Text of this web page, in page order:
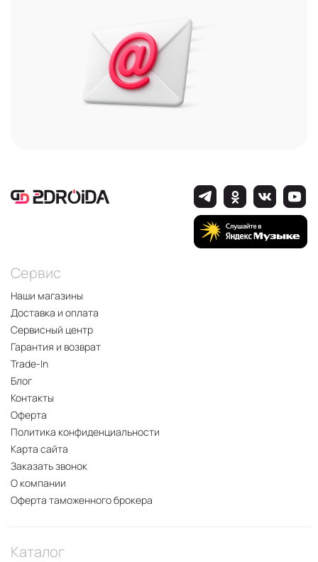
Сервис
Наши магазины
Доставка и оплата
Сервисный центр
Гарантия и возврат
Trade-In
Блог
Контакты
Оферта
Политика конфиденциальности
Карта сайта
Заказать звонок
О компании
Оферта таможенного брокера
Каталог